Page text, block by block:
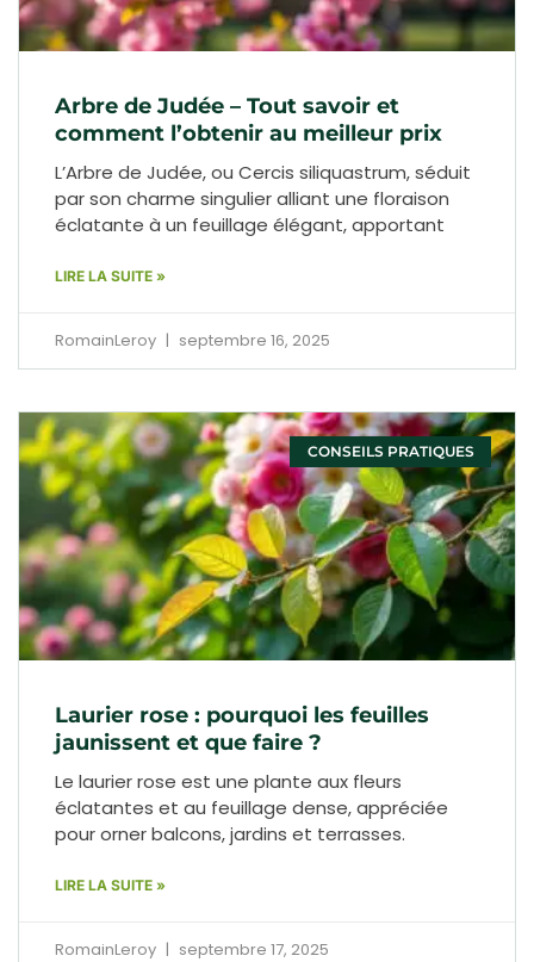
Arbre de Judée – Tout savoir et
comment l’obtenir au meilleur prix
L’Arbre de Judée, ou Cercis siliquastrum, séduit
par son charme singulier alliant une floraison
éclatante à un feuillage élégant, apportant
LIRE LA SUITE »
RomainLeroy septembre 16, 2025
CONSEILS PRATIQUES
Laurier rose : pourquoi les feuilles
jaunissent et que faire ?
Le laurier rose est une plante aux fleurs
éclatantes et au feuillage dense, appréciée
pour orner balcons, jardins et terrasses.
LIRE LA SUITE »
RomainLeroy septembre 17, 2025